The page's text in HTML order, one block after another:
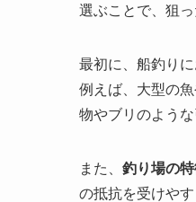
選ぶことで、狙
最初に、船釣り
例えば、大型の
物やブリのよう
また、 釣り場の
の抵抗を受けや